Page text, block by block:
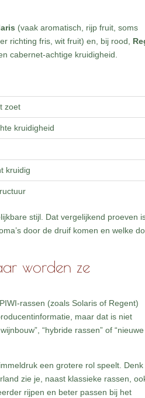
(vaak aromatisch, rijp fruit, soms
richting fris, wit fruit) en, bij rood,
cabernet-achtige kruidigheid.
zoet
kruidigheid
kruidig
stijl. Dat vergelijkend proeven
door de druif komen en welke
worden ze
PIWI-rassen (zoals Solaris of Regent)
maar dat is niet
“hybride rassen” of “nieuwe
een grotere rol speelt. Denk
zie je, naast klassieke rassen,
rijpen en beter passen bij het